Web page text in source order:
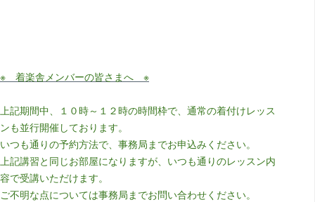
※ 着楽舎メンバーの皆さまへ ※
上記期間中、１０時～１２時の時間枠で、通常の着付けレッス
ンも並行開催しております。
いつも通りの予約方法で、事務局までお申込みください。
上記講習と同じお部屋になりますが、いつも通りのレッスン内
容で受講いただけます。
ご不明な点については事務局までお問い合わせください。